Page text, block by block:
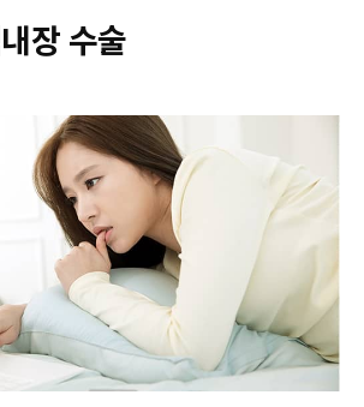
장 수술